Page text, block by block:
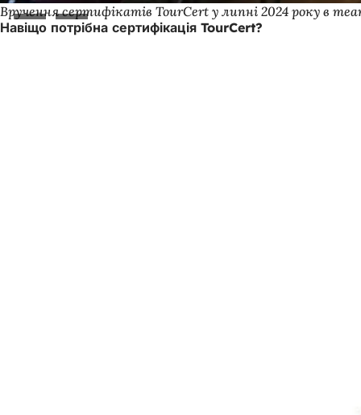
Вручення сертифікатів TourCert у липні 2024 року в
Навіщо потрібна сертифікація TourCert?